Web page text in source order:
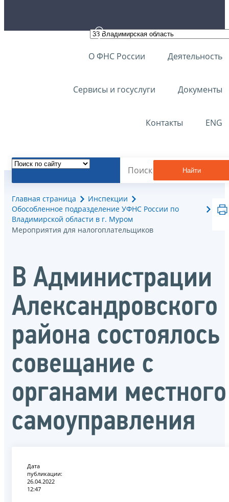
О ФНС России Деятельность
Сервисы и госуслуги Документы
Контакты ENG
Найти
Главная страница
Инспекции
Обособленное подразделение УФНС России по
Владимирской области в г. Муром
Мероприятия для налогоплательщиков
В Администрации
Александровского
района состоялось
совещание с
органами местного
самоуправления
Дата
публикации:
26.04.2022
12:47